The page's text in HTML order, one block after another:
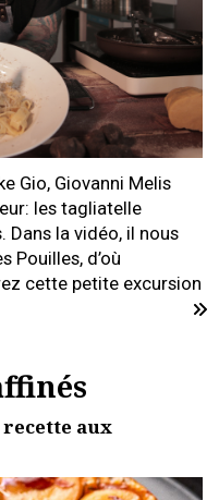
Gio, Giovanni Melis
les tagliatelle
la vidéo, il nous
Pouilles, d’où
cette petite excursion
aux